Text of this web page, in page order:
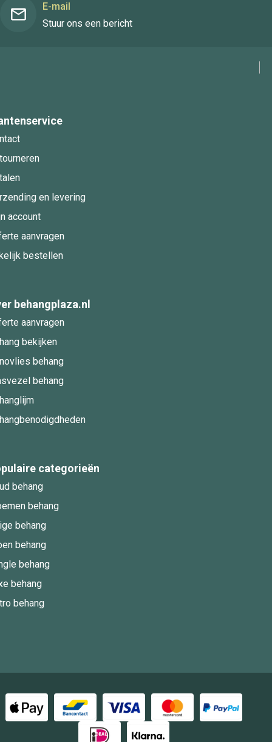
E-mail
Stuur ons een bericht
en levering
account
aanvragen
bestellen
behangplaza.nl
aanvragen
bekijken
behang
behang
categorieën
behang
behang
behang
behang
behang
behang
behang